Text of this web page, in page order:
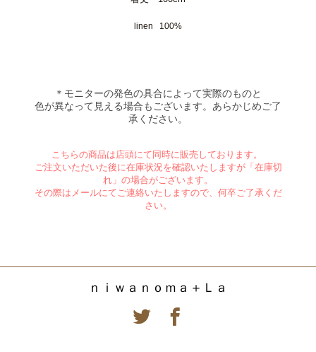
linen 100%
＊モニターの発色の具合によって実際のものと
色が異なって見える場合もございます。あらかじめご了
承ください。
こちらの商品は店頭にて同時に販売しております。
ご注文いただいた後に在庫状況を確認いたしますが「在庫切
れ」の場合がございます。
その際はメールにてご連絡いたしますので、何卒ご了承くだ
さい。
ｎｉｗａｎｏｍａ＋Ｌａ